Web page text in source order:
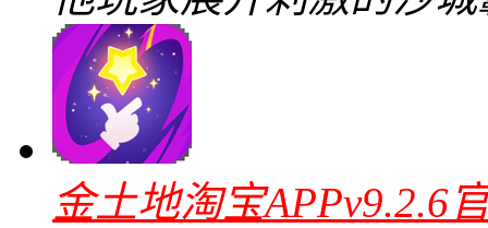
金土地淘宝APPv9.2.6